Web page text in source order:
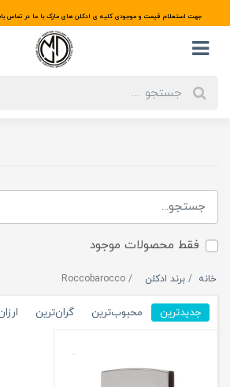
جهت استعلام قیمت و موجودی کلیه ی ادکلن های مارک با ما در تماس
فقط محصولات موجود
خانه برند ادکلن Roccobarocco
جدیدترین محبوب‌ترین گران‌ترین